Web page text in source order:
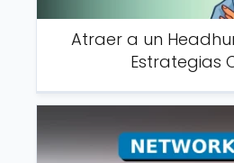
Atraer a un
Estrategias